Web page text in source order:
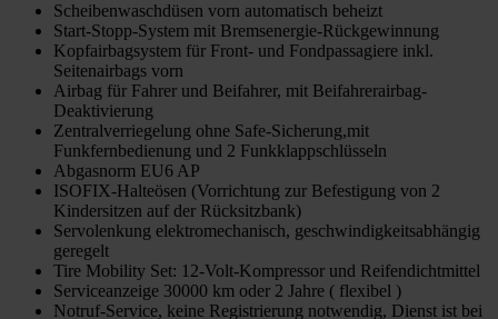
Scheibenwaschdüsen vorn automatisch beheizt
Start-Stopp-System mit Bremsenergie-Rückgewinnung
Kopfairbagsystem für Front- und Fondpassagiere inkl.
Seitenairbags vorn
Airbag für Fahrer und Beifahrer, mit Beifahrerairbag-
Deaktivierung
Zentralverriegelung ohne Safe-Sicherung,mit
Funkfernbedienung und 2 Funkklappschlüsseln
Abgasnorm EU6 AP
ISOFIX-Halteösen (Vorrichtung zur Befestigung von 2
Kindersitzen auf der Rücksitzbank)
Servolenkung elektromechanisch, geschwindigkeitsabhängig
geregelt
Tire Mobility Set: 12-Volt-Kompressor und Reifendichtmittel
Serviceanzeige 30000 km oder 2 Jahre ( flexibel )
Notruf-Service, keine Registrierung notwendig, Dienst ist bei